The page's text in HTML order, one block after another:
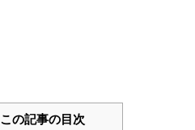
この記事の目次